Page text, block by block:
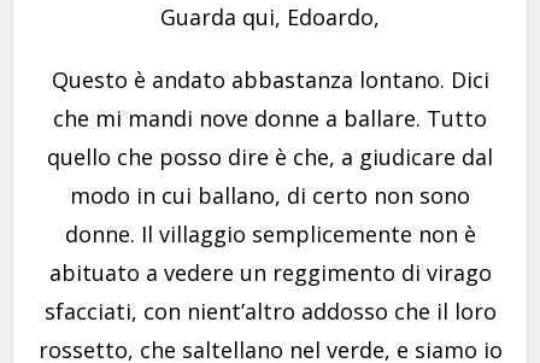
Guarda qui, Edoardo,
Questo è andato abbastanza lontano. Dici
che mi mandi nove donne a ballare. Tutto
quello che posso dire è che, a giudicare dal
modo in cui ballano, di certo non sono
donne. Il villaggio semplicemente non è
abituato a vedere un reggimento di virago
sfacciati, con nient’altro addosso che il loro
rossetto, che saltellano nel verde, e siamo io